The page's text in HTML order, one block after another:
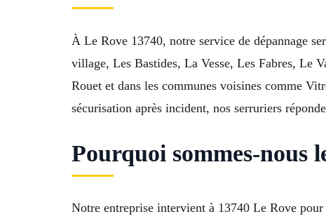
À Le Rove 13740, notre service de dépannage
village, Les Bastides, La Vesse, Les Fabres, Le
Rouet et dans les communes voisines comme
sécurisation après incident, nos serruriers
Pourquoi sommes-nous
Notre entreprise intervient à 13740 Le Rove